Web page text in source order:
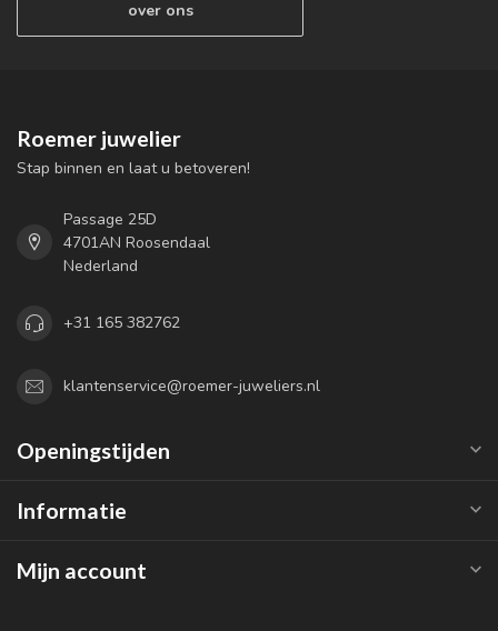
over ons
Roemer juwelier
Stap binnen en laat u betoveren!
Passage 25D
4701AN Roosendaal
Nederland
+31 165 382762
klantenservice@roemer-juweliers.nl
Openingstijden
Informatie
Mijn account